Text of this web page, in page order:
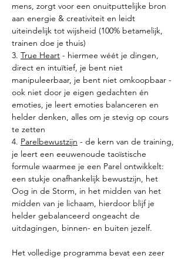
mens, zorgt voor een onuitputtelijke bron
aan energie & creativiteit en leidt
uiteindelijk tot wijsheid (100% betamelijk,
trainen doe je thuis)
3. True Heart - hiermee wéét je dingen,
direct en intuïtief, je bent niet
manipuleerbaar, je bent niet omkoopbaar -
ook niet door je eigen gedachten én
emoties, je leert emoties balanceren en
helder denken, alles om je stevig op cours
te zetten
4. Parelbewustzijn - de kern van de training,
je leert een eeuwenoude taoïstische
formule waarmee je een Parel ontwikkelt:
een stukje onafhankelijk bewustzijn, het
Oog in de Storm, in het midden van het
midden van je lichaam, hierdoor blijf je
helder gebalanceerd ongeacht de
uitdagingen, binnen- en buiten jezelf.
Het volledige programma bevat een zeer